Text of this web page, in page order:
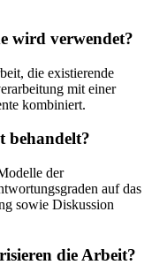
wird verwendet?
die existierende
mit einer
kombiniert.
behandelt?
der
auf das
sowie Diskussion
die Arbeit?